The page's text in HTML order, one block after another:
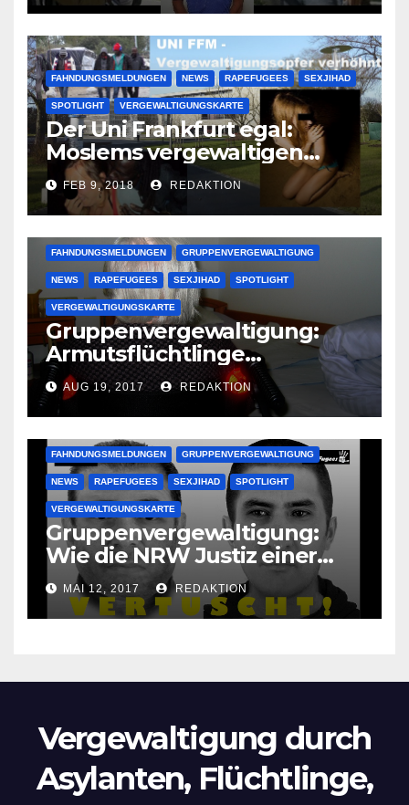
FAHNDUNGSMELDUNGEN NEWS RAPEFUGEES SEXJIHAD
SPOTLIGHT VERGEWALTIGUNGSKARTE
Der Uni Frankfurt egal:
Moslems vergewaltigen
deutsche Studentinnen auf
Uni-Campus
FEB 9, 2018 REDAKTION
FAHNDUNGSMELDUNGEN GRUPPENVERGEWALTIGUNG
NEWS RAPEFUGEES SEXJIHAD SPOTLIGHT
VERGEWALTIGUNGSKARTE
Gruppenvergewaltigung:
Armutsflüchtlinge
vergewaltigen bettlägerige
Oma im Schlaf
krankenhausreif
AUG 19, 2017 REDAKTION
FAHNDUNGSMELDUNGEN GRUPPENVERGEWALTIGUNG
NEWS RAPEFUGEES SEXJIHAD SPOTLIGHT
VERGEWALTIGUNGSKARTE
Gruppenvergewaltigung:
Wie die NRW Justiz einer
Lokalzeitung verbietet diese
Bilder zu veröffentlichen
MAI 12, 2017 REDAKTION
Vergewaltigung durch
Asylanten, Flüchtlinge,